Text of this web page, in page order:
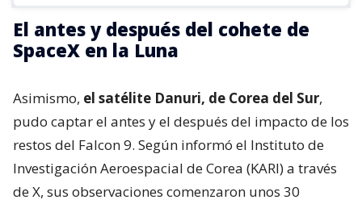
El antes y después del cohete de
SpaceX en la Luna
Asimismo, el satélite Danuri, de Corea del Sur,
pudo captar el antes y el después del impacto de los
restos del Falcon 9. Según informó el Instituto de
Investigación Aeroespacial de Corea (KARI) a través
de X, sus observaciones comenzaron unos 30